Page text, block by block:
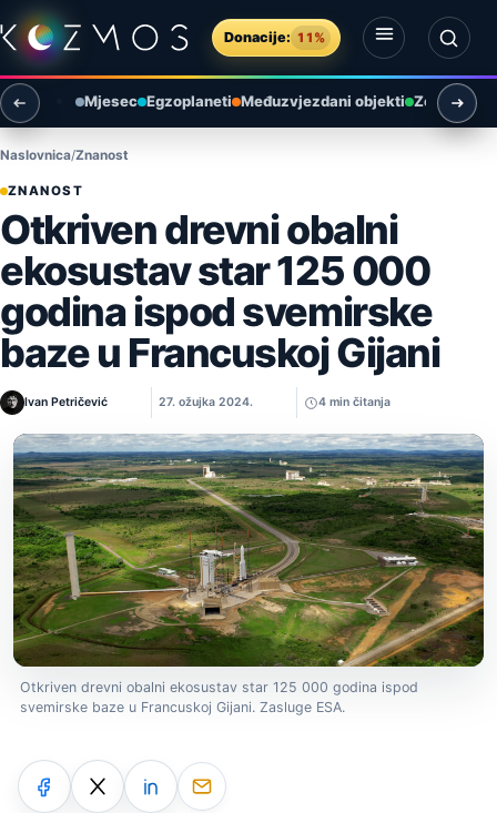
Preskoči na sadržaj
Donacije: 11%
Otvori izbornik
Otvori pretragu
Mjesec Egzoplaneti Međuzvjezdani objekti Zemlja i
Naslovnica Znanost
ZNANOST
Otkriven drevni obalni
ekosustav star 125 000
godina ispod svemirske
baze u Francuskoj Gijani
Ivan Petričević 27. ožujka 2024. 4 min čitanja
Otkriven drevni obalni ekosustav star 125 000 godina ispod
svemirske baze u Francuskoj Gijani. Zasluge ESA.